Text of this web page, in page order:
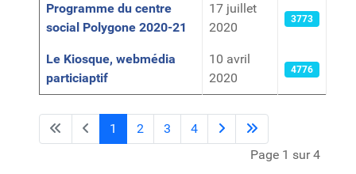
Programme du centre
social Polygone 2020-21
17 juillet
2020
3773
Le Kiosque, webmédia
particiaptif
10 avril
2020
4776
Page 1 sur 4
1 2 3 4